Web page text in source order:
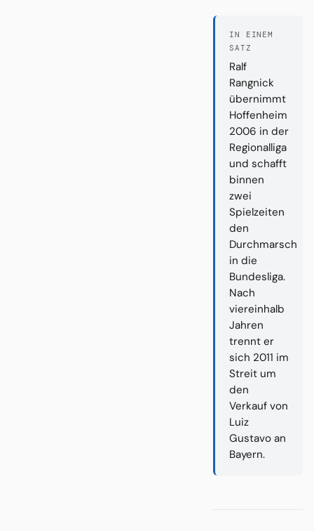
IN EINEM
SATZ
Ralf
Rangnick
übernimmt
Hoffenheim
2006 in der
Regionalliga
und schafft
binnen
zwei
Spielzeiten
den
Durchmarsch
in die
Bundesliga.
Nach
viereinhalb
Jahren
trennt er
sich 2011 im
Streit um
den
Verkauf von
Luiz
Gustavo an
Bayern.